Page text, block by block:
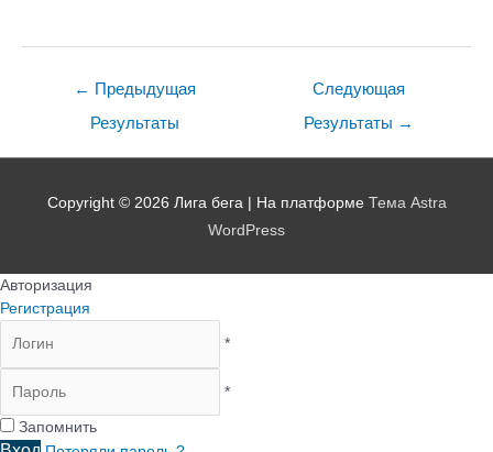
← Предыдущая
Результаты
Следующая
Результаты →
Copyright © 2026 Лига бега | На платформе Тема Astra
WordPress
Авторизация
Регистрация
*
*
Запомнить